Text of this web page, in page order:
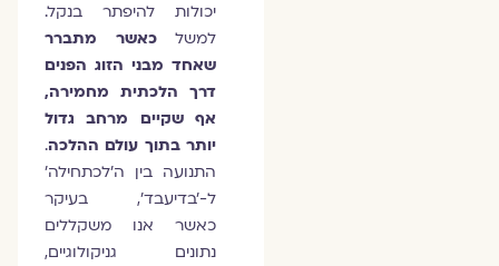
יכולות להיפתר בנקל.
למשל
כאשר מתברר
שאחד מבני הזוג הפנים
דרך הלכתית מחמירה,
אף שקיים מרחב גדול
יותר בתוך עולם ההלכה.
התנועה בין ה'לכתחילה'
ל-'בדיעבד', בעיקר
כאשר אנו משקללים
נתונים גניקולוגיים,